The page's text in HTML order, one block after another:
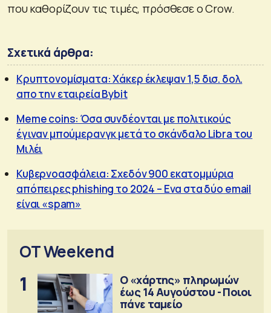
που καθορίζουν τις τιμές, πρόσθεσε ο Crow.
Σχετικά άρθρα:
Κρυπτονομίσματα: Χάκερ έκλεψαν 1,5 δισ. δολ.
απο την εταιρεία Bybit
Μeme coins: Όσα συνδέονται με πολιτικούς
έγιναν μπούμερανγκ μετά το σκάνδαλο Libra του
Μιλέι
Κυβερνοασφάλεια: Σχεδόν 900 εκατομμύρια
απόπειρες phishing το 2024 – Ενα στα δύο email
είναι «spam»
OT Weekend
1
Ο «χάρτης» πληρωμών
έως 14 Αυγούστου - Ποιοι
πάνε ταμείο